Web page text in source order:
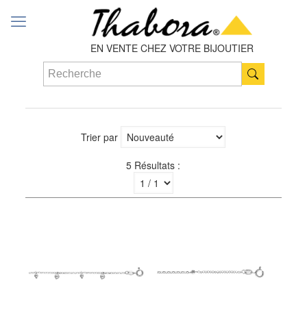
EN VENTE CHEZ VOTRE BIJOUTIER
Trier par
5 Résultats :